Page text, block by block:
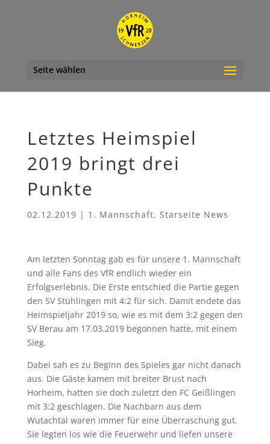
Seite wählen
Letztes Heimspiel
2019 bringt drei
Punkte
02.12.2019 | 1. Mannschaft, Starseite News
Am letzten Sonntag gab es für unsere 1. Mannschaft
und alle Fans des VfR endlich wieder ein
Erfolgserlebnis. Die Erste entschied die Partie gegen
den SV Stühlingen mit 4:2 für sich. Damit endete das
Heimspieljahr 2019 so, wie es mit dem 3:2 gegen den
SV Berau am 17.03.2019 begonnen hatte, mit einem
Sieg.
Dabei sah es zu Beginn des Spieles gar nicht danach
aus. Die Gäste kamen mit breiter Brust nach
Horheim, hatten sie doch zuletzt den FC Geißlingen
mit 3:2 geschlagen. Die Nachbarn aus dem
Wutachtal waren immer für eine Überraschung gut.
Sie legten los wie die Feuerwehr und liefen unsere